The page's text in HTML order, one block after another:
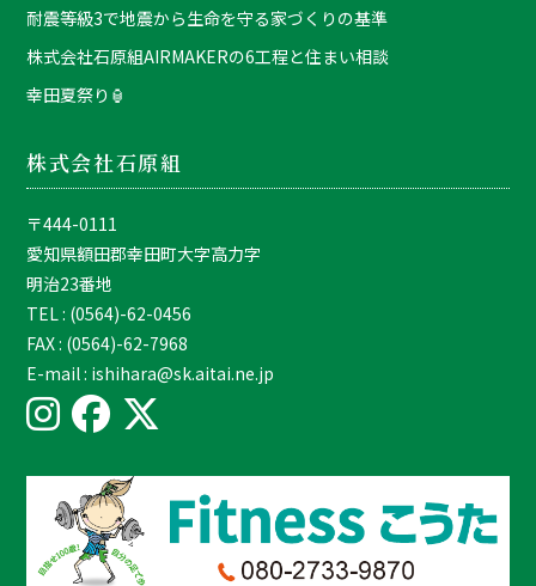
耐震等級3で地震から生命を守る家づくりの基準
株式会社石原組AIRMAKERの6工程と住まい相談
幸田夏祭り🏮
株式会社石原組
〒444-0111
愛知県額田郡幸田町大字高力字
明治23番地
TEL : (0564)-62-0456
FAX : (0564)-62-7968
E-mail : ishihara@sk.aitai.ne.jp